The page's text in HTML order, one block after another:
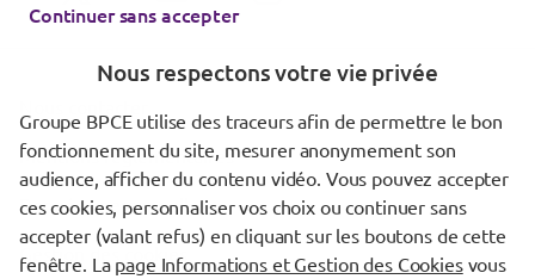
Mentions réglementaires
Données personnelles
Gestion des cookies
Continuer sans accepter
Nous respectons votre vie privée
Groupe BPCE utilise des traceurs afin de permettre le bon
fonctionnement du site, mesurer anonymement son
audience, afficher du contenu vidéo. Vous pouvez accepter
ces cookies, personnaliser vos choix ou continuer sans
accepter (valant refus) en cliquant sur les boutons de cette
fenêtre. La page Informations et Gestion des Cookiesvous